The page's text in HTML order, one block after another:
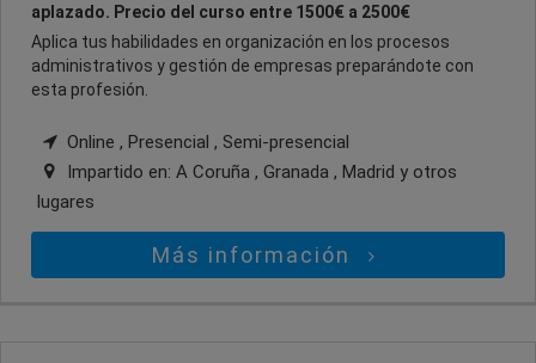
aplazado. Precio del curso entre 1500€ a 2500€
Aplica tus habilidades en organización en los procesos
administrativos y gestión de empresas preparándote con
esta profesión.
Online , Presencial , Semi-presencial
Impartido en: A Coruña , Granada , Madrid y otros
lugares
Más información